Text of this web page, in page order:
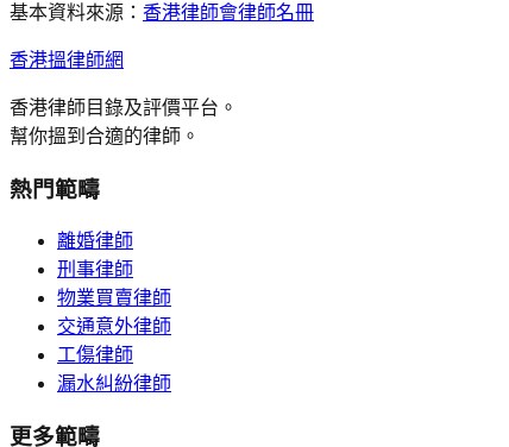
基本資料來源： 香港律師會律師名冊
香港搵律師網
香港律師目錄及評價平台。
幫你搵到合適的律師。
熱門範疇
離婚律師
刑事律師
物業買賣律師
交通意外律師
工傷律師
漏水糾紛律師
更多範疇